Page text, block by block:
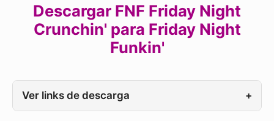
Descargar FNF Friday Night
Crunchin' para Friday Night
Funkin'
Ver links de descarga +